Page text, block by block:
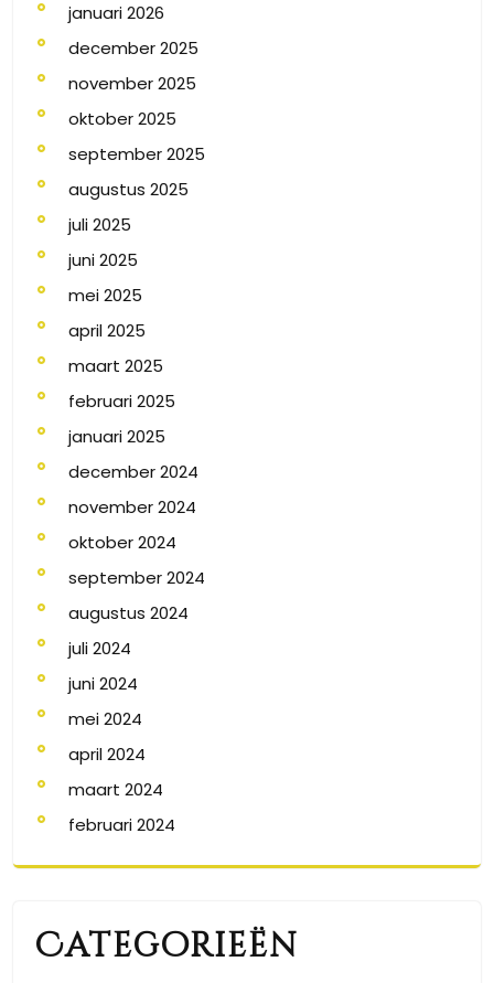
januari 2026
december 2025
november 2025
oktober 2025
september 2025
augustus 2025
juli 2025
juni 2025
mei 2025
april 2025
maart 2025
februari 2025
januari 2025
december 2024
november 2024
oktober 2024
september 2024
augustus 2024
juli 2024
juni 2024
mei 2024
april 2024
maart 2024
februari 2024
Categorieën